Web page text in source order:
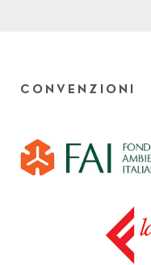
CONVENZIONI